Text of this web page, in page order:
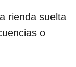
rienda suelta
o